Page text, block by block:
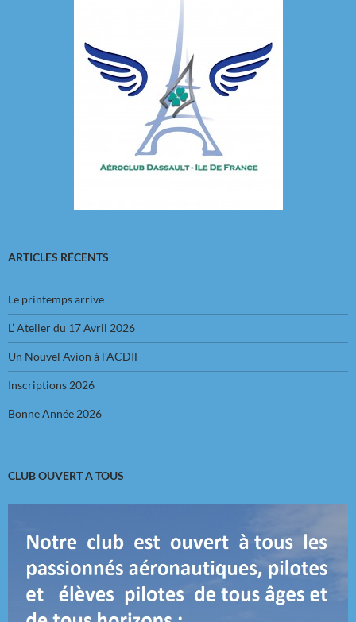
ARTICLES RÉCENTS
Le printemps arrive
L’ Atelier du 17 Avril 2026
Un Nouvel Avion à l’ACDIF
Inscriptions 2026
Bonne Année 2026
CLUB OUVERT A TOUS